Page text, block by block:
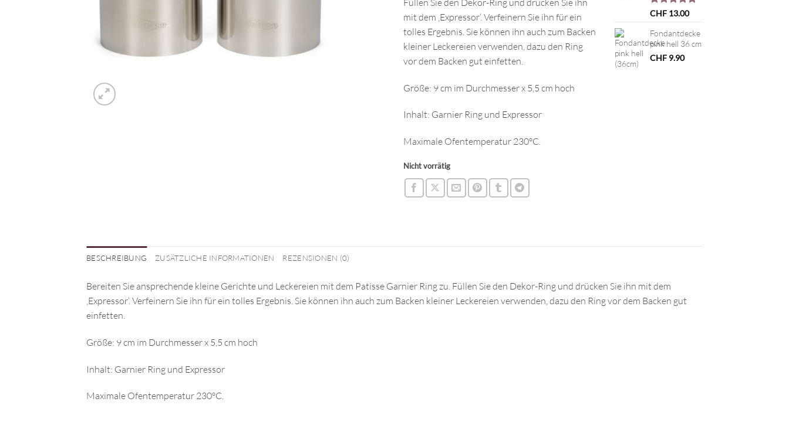
mit dem ‚Expressor‘. Verfeinern Sie ihn für ein
tolles Ergebnis. Sie können ihn auch zum Backen
kleiner Leckereien verwenden, dazu den Ring
vor dem Backen gut einfetten.
Größe: 9 cm im Durchmesser x 5,5 cm hoch
Inhalt: Garnier Ring und Expressor
Maximale Ofentemperatur 230°C.
Nicht vorrätig
Bewertet
von 5,
basierend
auf
1
Kundenbewertung
CHF 13.00
Fondantdecke
pink hell 36 cm
CHF 9.90
BESCHREIBUNG ZUSÄTZLICHE INFORMATIONEN REZENSIONEN (0)
Bereiten Sie ansprechende kleine Gerichte und Leckereien mit dem Patisse Garnier Ring zu. Füllen Sie den Dekor-Ring und drücken Sie ihn mit dem
‚Expressor‘. Verfeinern Sie ihn für ein tolles Ergebnis. Sie können ihn auch zum Backen kleiner Leckereien verwenden, dazu den Ring vor dem Backen gut
einfetten.
Größe: 9 cm im Durchmesser x 5,5 cm hoch
Inhalt: Garnier Ring und Expressor
Maximale Ofentemperatur 230°C.